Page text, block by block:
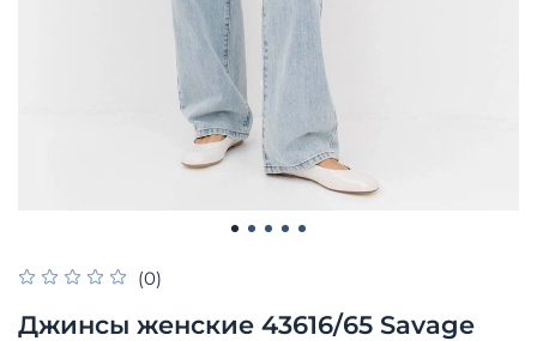
(0)
Джинсы женские 43616/65 Savage